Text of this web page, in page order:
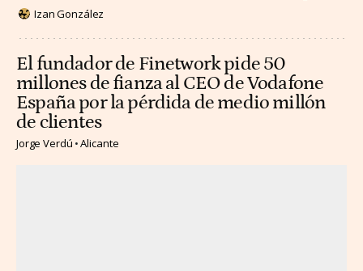
Izan González
El fundador de Finetwork pide 50
millones de fianza al CEO de Vodafone
España por la pérdida de medio millón
de clientes
Jorge Verdú Alicante